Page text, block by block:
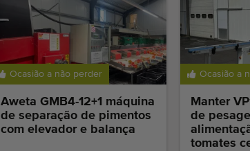
Ocasião a não perder
Aweta GMB4-12+1 máquina
de separação de pimentos
com elevador e balança
Ocasião a
Manter
de
tomates